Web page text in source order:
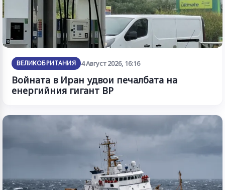
ВЕЛИКОБРИТАНИЯ 4 Август 2026, 16:16
Войната в Иран удвои печалбата на
енергийния гигант BP